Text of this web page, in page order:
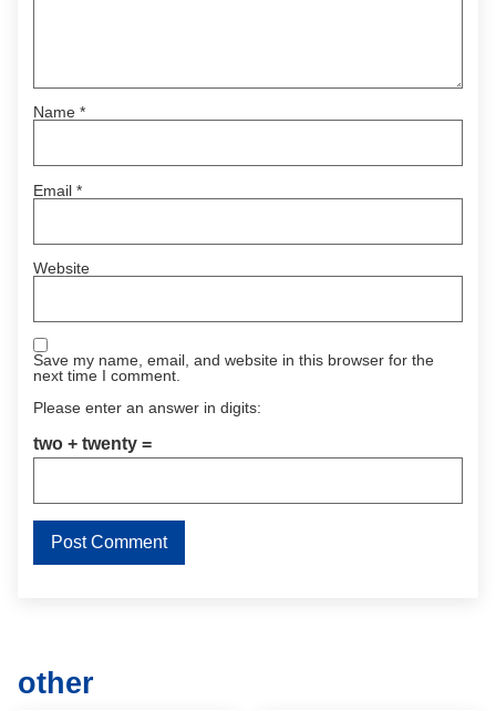
Name *
Email *
Website
Save my name, email, and website in this browser for the
next time I comment.
Please enter an answer in digits:
two + twenty =
other